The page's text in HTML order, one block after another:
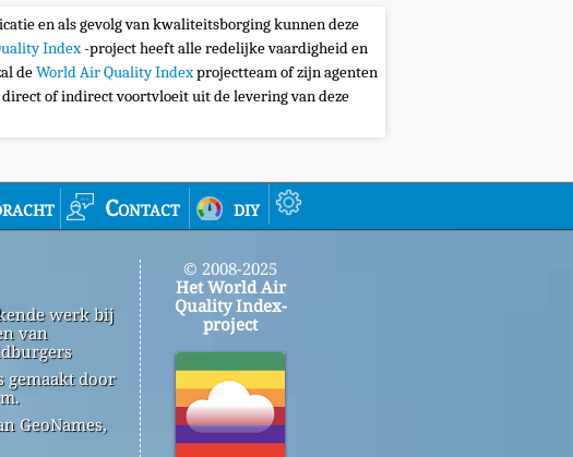
en als gevolg van kwaliteitsborging kunnen deze
Index-project heeft alle redelijke vaardigheid en
deWorld Air Quality Indexprojectteam of zijn agenten
of indirect voortvloeit uit de levering van deze
Contact diy
werk bij
van
gemaakt door
GeoNames,
© 2008-2025
Het World Air
Quality Index-
project